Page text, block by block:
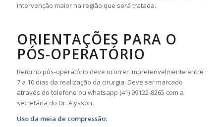
intervenção maior na região que será tratada.
ORIENTAÇÕES PARA O
PÓS-OPERATÓRIO
Retorno pós-operatório deve ocorrer impreterivelmente entre
7 a 10 dias da realização da cirurgia. Deve ser marcado
através do telefone ou whatsapp (41) 99122-8265 com a
secretária do Dr. Alysson.
Uso da meia de compressão: